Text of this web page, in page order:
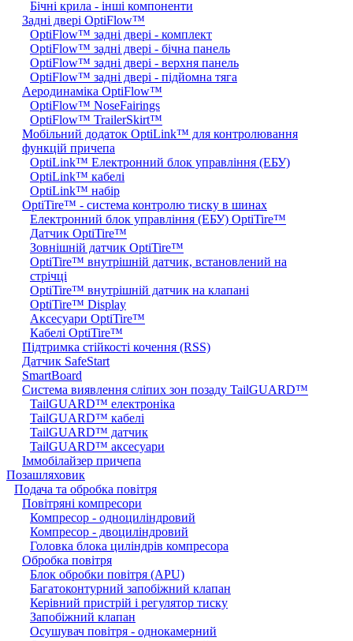
Бічні крила - інші компоненти
Задні двері OptiFlow™
OptiFlow™ задні двері - комплект
OptiFlow™ задні двері - бічна панель
OptiFlow™ задні двері - верхня панель
OptiFlow™ задні двері - підйомна тяга
Аеродинаміка OptiFlow™
OptiFlow™ NoseFairings
OptiFlow™ TrailerSkirt™
Мобільний додаток OptiLink™ для контролювання
функцій причепа
OptiLink™ Електронний блок управління (ЕБУ)
OptiLink™ кабелі
OptiLink™ набір
OptiTire™ - система контролю тиску в шинах
Електронний блок управління (ЕБУ) OptiTire™
Датчик OptiTire™
Зовнішній датчик OptiTire™
OptiTire™ внутрішній датчик, встановлений на
стрічці
OptiTire™ внутрішній датчик на клапані
OptiTire™ Display
Аксесуари OptiTire™
Кабелі OptiTire™
Підтримка стійкості кочення (RSS)
Датчик SafeStart
SmartBoard
Система виявлення сліпих зон позаду TailGUARD™
TailGUARD™ електроніка
TailGUARD™ кабелі
TailGUARD™ датчик
TailGUARD™ аксесуари
Іммобілайзер причепа
Позашляховик
Подача та обробка повітря
Повітряні компресори
Компресор - одноциліндровий
Компресор - двоциліндровий
Головка блока циліндрів компресора
Обробка повітря
Блок обробки повітря (APU)
Багатоконтурний запобіжний клапан
Керівний пристрій і регулятор тиску
Запобіжний клапан
Осушувач повітря - однокамерний